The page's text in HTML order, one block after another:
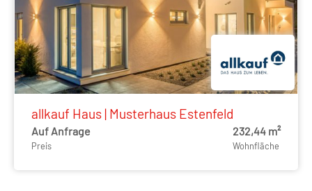
allkauf Haus | Musterhaus Estenfeld
Auf Anfrage
Preis
232,44 m²
Wohnfläche